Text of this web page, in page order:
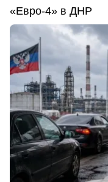
«Евро-4» в ДНР